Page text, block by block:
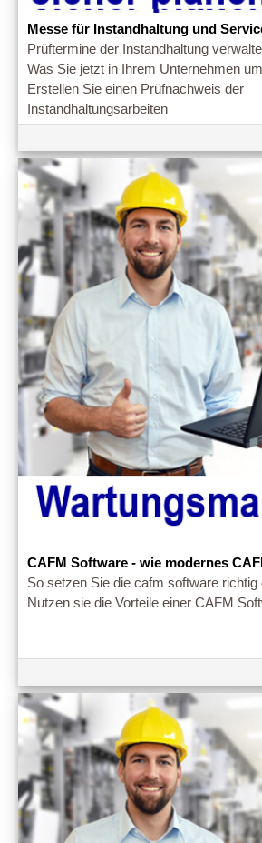
Messe für Instandhaltung und
Prüftermine der Instandhaltung
Was Sie jetzt in Ihrem Unternehmen
Erstellen Sie einen Prüfnachweis der
Instandhaltungsarbeiten
CAFM Software - wie modernes
So setzen Sie die cafm software richtig
Nutzen sie die Vorteile einer CAFM